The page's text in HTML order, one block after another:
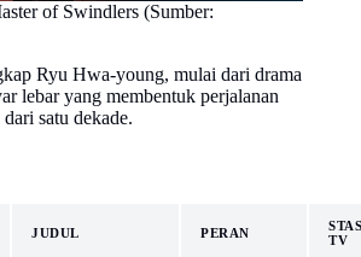
of Swindlers (Sumber:
Ryu Hwa-young, mulai dari drama
lebar yang membentuk perjalanan
satu dekade.
JUDUL PERAN
TV